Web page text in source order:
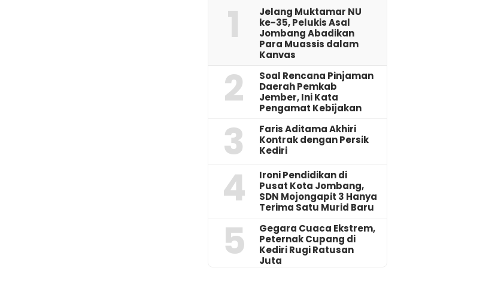
1
Jelang Muktamar NU
ke-35, Pelukis Asal
Jombang Abadikan
Para Muassis dalam
Kanvas
2
‎Soal Rencana Pinjaman
Daerah Pemkab
Jember, Ini Kata
Pengamat Kebijakan ‎
3
Faris Aditama Akhiri
Kontrak dengan Persik
Kediri
4
Ironi Pendidikan di
Pusat Kota Jombang,
SDN Mojongapit 3 Hanya
Terima Satu Murid Baru
5
‎Gegara Cuaca Ekstrem,
Peternak Cupang di
Kediri Rugi Ratusan
Juta